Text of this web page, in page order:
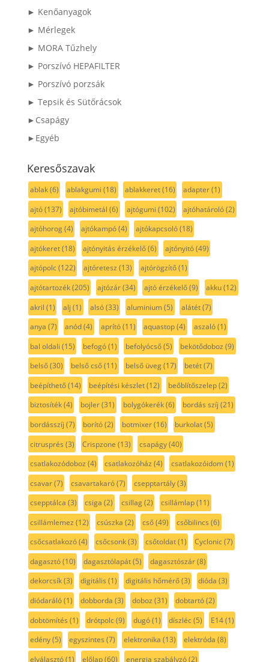
► Kenőanyagok
► Mérlegek
► MORA Tűzhely
► Porszívó HEPAFILTER
► Porszívó porzsák
► Tepsik és Sütőrácsok
►Csapágy
►Egyéb
Keresőszavak
ablak(6) ablakgumi (18) ablakkeret(16) adapter(1)
ajtó(137) ajtóbimetál (6) ajtógumi (102) ajtóhatároló(2)
ajtóhorog(4) ajtókampó(4) ajtókapcsoló(18)
ajtókeret(18) ajtónyitás érzékelő(6) ajtónyitó(49)
ajtópolc(122) ajtóretesz (13) ajtórögzítő(1)
ajtótartozék(205) ajtózár(34) ajtó érzékelő(9) akku(12)
akril (1) alj (1) alsó(33) aluminium(5) alátét(7)
anya (7) anód(4) aprító(11) aquastop(4) aszaló(1)
bal oldali (15) befogó(1) befolyócső(5) bekötődoboz (9)
belső(30) belső cső(11) belső üveg(17) betét(7)
beépíthető(14) beépítési készlet(12) beőblítőszelep(2)
biztosíték(4) bojler(31) bolygókerék(6) bordás szíj (21)
bordásszíj (7) borító(2) botmixer(16) burkolat(5)
citrusprés (3) Crispzone (13) csapágy(40)
csatlakozódoboz (4) csatlakozóház (4) csatlakozóidom(1)
csavar(7) csavartakaró(7) csepptartály(3)
csepptálca (3) csiga (2) csillag(2) csillámlap(11)
csillámlemez (12) csúszka (2) cső(49) csőbilincs (6)
csőcsatlakozó(4) csőcsonk(3) csőtoldat(1) Cyclonic(7)
dagasztó(10) dagasztólapát(5) dagasztószár(8)
dekorcsík(3) digitális (1) digitális hőmérő(3) dióda (3)
diódaráló(1) dobborda (3) doboz (31) dobtartó(2)
dobtömítés (1) drótpolc(9) dugó(1) díszléc(5) E14(1)
edény(5) egyszintes (7) elektronika (13) elektróda (8)
elválasztó(1) előlap(60) energia szabályzó(2)